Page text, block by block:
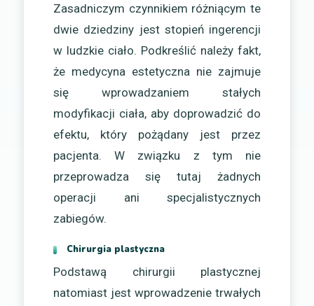
Zasadniczym czynnikiem różniącym te
dwie dziedziny jest stopień ingerencji
w ludzkie ciało. Podkreślić należy fakt,
że medycyna estetyczna nie zajmuje
się wprowadzaniem stałych
modyfikacji ciała, aby doprowadzić do
efektu, który pożądany jest przez
pacjenta. W związku z tym nie
przeprowadza się tutaj żadnych
operacji ani specjalistycznych
zabiegów.
Chirurgia plastyczna
Podstawą chirurgii plastycznej
natomiast jest wprowadzenie trwałych